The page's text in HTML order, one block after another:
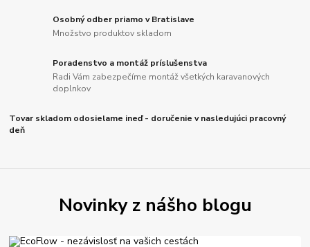
Osobný odber priamo v Bratislave
Množstvo produktov skladom
Poradenstvo a montáž príslušenstva
Radi Vám zabezpečíme montáž všetkých karavanových
doplnkov
Tovar skladom odosielame ineď - doručenie v nasledujúci pracovný
deň
Novinky z nášho blogu